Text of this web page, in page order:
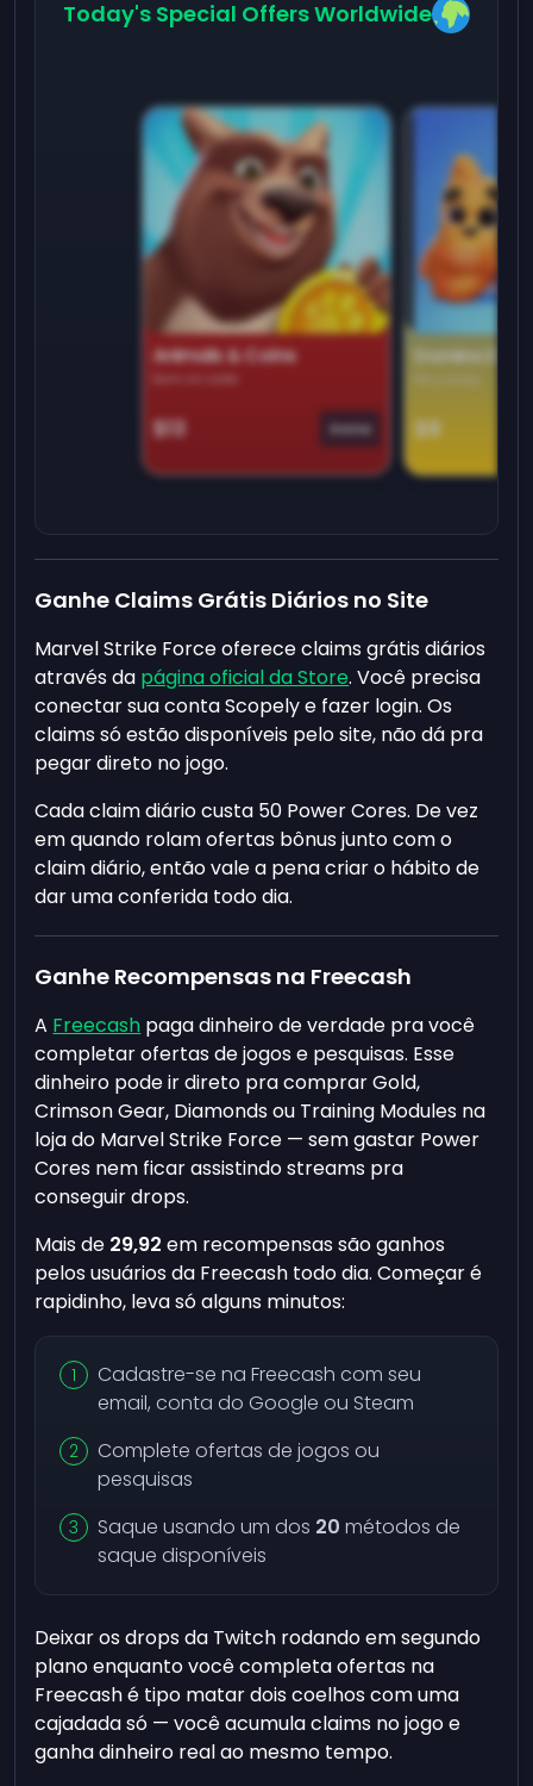
Today's Special Offers Worldwide
Animals & Coins
Earn on side
$13 Game
Domino
$9
Ganhe Claims Grátis Diários no Site
Marvel Strike Force oferece claims grátis diários
através da página oficial da Store. Você precisa
conectar sua conta Scopely e fazer login. Os
claims só estão disponíveis pelo site, não dá pra
pegar direto no jogo.
Cada claim diário custa 50 Power Cores. De vez
em quando rolam ofertas bônus junto com o
claim diário, então vale a pena criar o hábito de
dar uma conferida todo dia.
Ganhe Recompensas na Freecash
A Freecash paga dinheiro de verdade pra você
completar ofertas de jogos e pesquisas. Esse
dinheiro pode ir direto pra comprar Gold,
Crimson Gear, Diamonds ou Training Modules na
loja do Marvel Strike Force — sem gastar Power
Cores nem ficar assistindo streams pra
conseguir drops.
Mais de 29,92 em recompensas são ganhos
pelos usuários da Freecash todo dia. Começar é
rapidinho, leva só alguns minutos:
Cadastre-se na Freecash com seu
email, conta do Google ou Steam
Complete ofertas de jogos ou
pesquisas
Saque usando um dos 20 métodos de
saque disponíveis
Deixar os drops da Twitch rodando em segundo
plano enquanto você completa ofertas na
Freecash é tipo matar dois coelhos com uma
cajadada só — você acumula claims no jogo e
ganha dinheiro real ao mesmo tempo.